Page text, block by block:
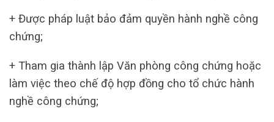
+ Được pháp luật bảo đảm quyền hành nghề công
chứng;
+ Tham gia thành lập Văn phòng công chứng hoặc
làm việc theo chế độ hợp đồng cho tổ chức hành
nghề công chứng;